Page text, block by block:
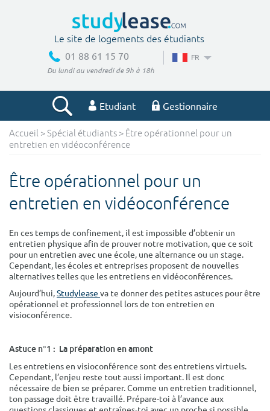
Le site de logements des étudiants
01 88 61 15 70
Du lundi au vendredi de 9h à 18h
FR
Etudiant Gestionnaire
Votre recherche
Ville, école
€ €
Surface min
m²
Surface max
Type de location
Colocation
Votre date d'entrée
Accueil >Spécial étudiants > Être opérationnel pour un
entretien en vidéoconférence
Être opérationnel pour un
entretien en vidéoconférence
En ces temps de confinement, il est impossible d’obtenir un
entretien physique afin de prouver notre motivation, que ce soit
pour un entretien avec une école, une alternance ou un stage.
Cependant, les écoles et entreprises proposent de nouvelles
alternatives telles que les entretiens en vidéoconférences.
Aujourd’hui,Studylease va te donner des petites astuces pour être
opérationnel et professionnel lors de ton entretien en
visioconférence.
Astuce n°1 : La préparation en amont
Les entretiens en visioconférence sont des entretiens virtuels.
Cependant, l’enjeu reste tout aussi important. Il est donc
nécessaire de bien se préparer. Comme un entretien traditionnel,
ton passage doit être travaillé. Prépare-toi à l’avance aux